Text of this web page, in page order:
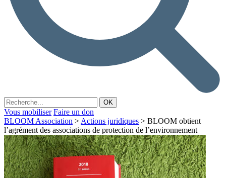
Vous mobiliser Faire un don
BLOOM Association > Actions juridiques > BLOOM obtient
l’agrément des associations de protection de l’environnement